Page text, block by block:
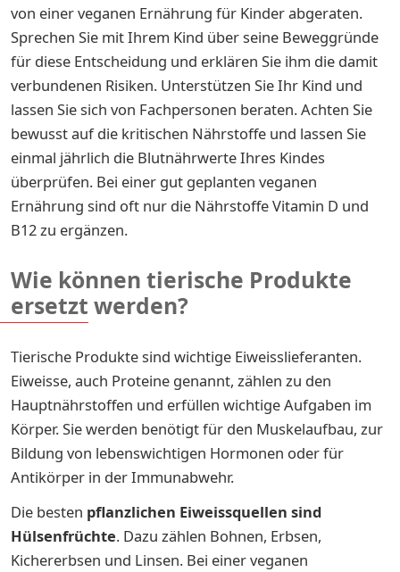
von einer veganen Ernährung für Kinder abgeraten.
Sprechen Sie mit Ihrem Kind über seine Beweggründe
für diese Entscheidung und erklären Sie ihm die damit
verbundenen Risiken. Unterstützen Sie Ihr Kind und
lassen Sie sich von Fachpersonen beraten. Achten Sie
bewusst auf die kritischen Nährstoffe und lassen Sie
einmal jährlich die Blutnährwerte Ihres Kindes
überprüfen. Bei einer gut geplanten veganen
Ernährung sind oft nur die Nährstoffe Vitamin D und
B12 zu ergänzen.
Wie können tierische Produkte
ersetzt werden?
Tierische Produkte sind wichtige Eiweisslieferanten.
Eiweisse, auch Proteine genannt, zählen zu den
Hauptnährstoffen und erfüllen wichtige Aufgaben im
Körper. Sie werden benötigt für den Muskelaufbau, zur
Bildung von lebenswichtigen Hormonen oder für
Antikörper in der Immunabwehr.
Die besten pflanzlichen Eiweissquellen sind
Hülsenfrüchte. Dazu zählen Bohnen, Erbsen,
Kichererbsen und Linsen. Bei einer veganen